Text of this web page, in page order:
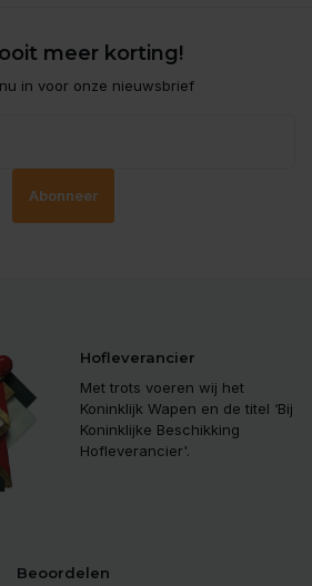
meer korting!
in voor onze nieuwsbrief
Abonneer
Hofleverancier
Met trots voeren wij het
Koninklijk Wapen en de titel ‘Bij
Koninklijke Beschikking
Hofleverancier'.
Beoordelen